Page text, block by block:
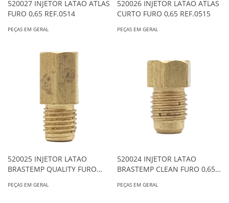
520027 INJETOR LATAO ATLAS
FURO 0,65 REF.0514
PEÇAS EM GERAL
520026 INJETOR LATAO ATLAS
CURTO FURO 0,65 REF.0515
PEÇAS EM GERAL
520025 INJETOR LATAO
BRASTEMP QUALITY FURO
PEÇAS EM GERAL
520024 INJETOR LATAO
BRASTEMP CLEAN FURO 0,65
PEÇAS EM GERAL